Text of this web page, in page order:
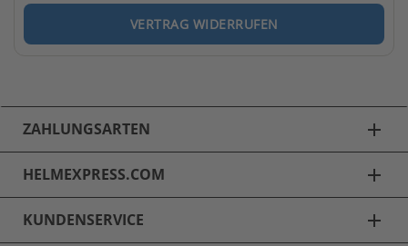
VERTRAG WIDERRUFEN
ZAHLUNGSARTEN add
HELMEXPRESS.COM add
KUNDENSERVICE add